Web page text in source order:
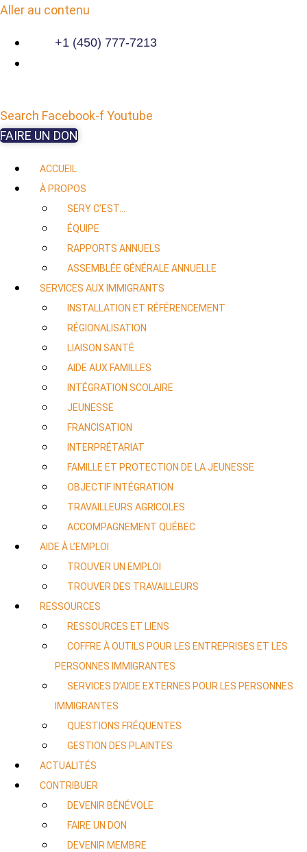
Aller au contenu
+1 (450) 777-7213
Search Facebook-fYoutube
FAIRE UN DON
ACCUEIL
À PROPOS
SERY C’EST…
ÉQUIPE
RAPPORTS ANNUELS
ASSEMBLÉE GÉNÉRALE ANNUELLE
SERVICES AUX IMMIGRANTS
INSTALLATION ET RÉFÉRENCEMENT
RÉGIONALISATION
LIAISON SANTÉ
AIDE AUX FAMILLES
INTÉGRATION SCOLAIRE
JEUNESSE
FRANCISATION
INTERPRÉTARIAT
FAMILLE ET PROTECTION DE LA JEUNESSE
OBJECTIF INTÉGRATION
TRAVAILLEURS AGRICOLES
ACCOMPAGNEMENT QUÉBEC
AIDE À L’EMPLOI
TROUVER UN EMPLOI
TROUVER DES TRAVAILLEURS
RESSOURCES
RESSOURCES ET LIENS
COFFRE À OUTILS POUR LES ENTREPRISES ET LES
PERSONNES IMMIGRANTES
SERVICES D’AIDE EXTERNES POUR LES PERSONNES
IMMIGRANTES
QUESTIONS FRÉQUENTES
GESTION DES PLAINTES
ACTUALITÉS
CONTRIBUER
DEVENIR BÉNÉVOLE
FAIRE UN DON
DEVENIR MEMBRE